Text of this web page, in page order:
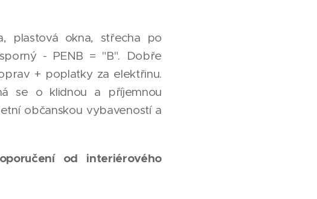
plastová okna, střecha po
- PENB = "B". Dobře
+ poplatky za elektřinu.
se o klidnou a příjemnou
občanskou vybaveností a
od interiérového